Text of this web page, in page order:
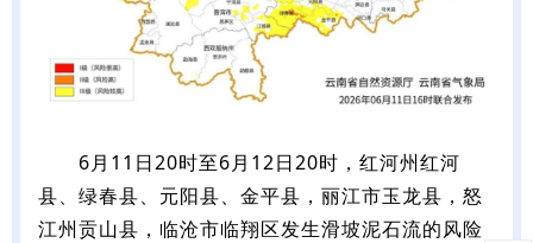
6月11日20时至6月12日20时，红河州红河
县、绿春县、元阳县、金平县，丽江市玉龙县，怒
江州贡山县，临沧市临翔区发生滑坡泥石流的风险